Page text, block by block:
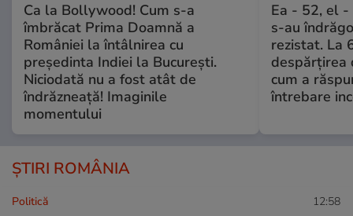
Ca la Bollywood! Cum s-a
îmbrăcat Prima Doamnă a
României la întâlnirea cu
președinta Indiei la București.
Niciodată nu a fost atât de
îndrăzneață! Imaginile
momentului
Ea - 52, el -
s-au
rezistat. La
despărțirea
cum a
întrebare
ȘTIRI ROMÂNIA
Politică 12:58